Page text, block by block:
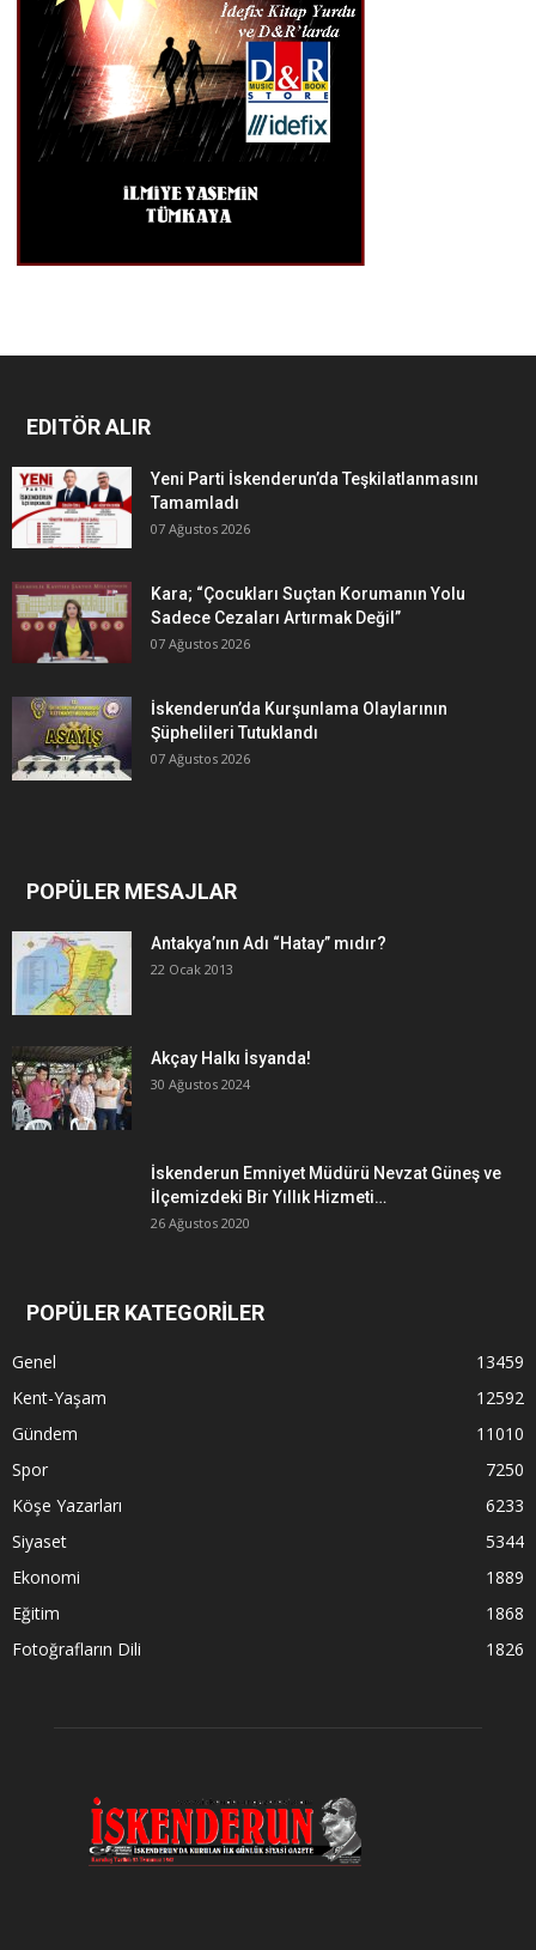
EDITÖR ALIR
Yeni Parti İskenderun’da Teşkilatlanmasını
Tamamladı
07 Ağustos 2026
Kara; “Çocukları Suçtan Korumanın Yolu
Sadece Cezaları Artırmak Değil”
07 Ağustos 2026
İskenderun’da Kurşunlama Olaylarının
Şüphelileri Tutuklandı
07 Ağustos 2026
POPÜLER MESAJLAR
Antakya’nın Adı “Hatay” mıdır?
22 Ocak 2013
Akçay Halkı İsyanda!
30 Ağustos 2024
İskenderun Emniyet Müdürü Nevzat Güneş ve
İlçemizdeki Bir Yıllık Hizmeti…
26 Ağustos 2020
POPÜLER KATEGORİLER
Genel
13459
Kent-Yaşam
12592
Gündem
11010
Spor
7250
Köşe Yazarları
6233
Siyaset
5344
Ekonomi
1889
Eğitim
1868
Fotoğrafların Dili
1826